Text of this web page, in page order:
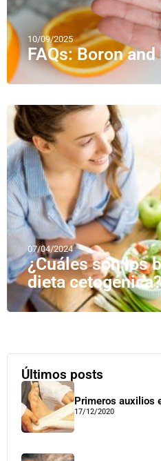
10/09/2025
FAQs: Boron
07/04/2024
¿Cuáles son los
dieta cetogénica?
Últimos posts
Primeros auxilios
17/12/2020